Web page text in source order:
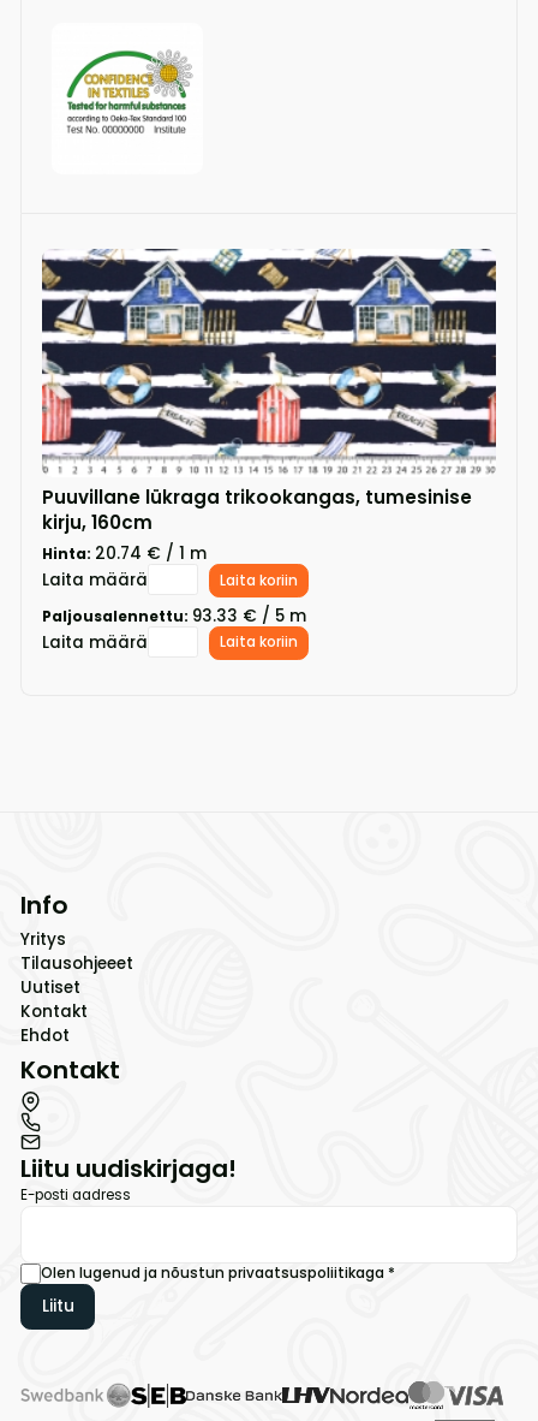
Puuvillane lükraga trikookangas, tumesinise
kirju, 160cm
Hinta: 20.74 € / 1 m
Laita määrä
Laita koriin
Paljousalennettu: 93.33 € / 5 m
Laita määrä
Laita koriin
Info
Yritys
Tilausohjeeet
Uutiset
Kontakt
Ehdot
Kontakt
Liitu uudiskirjaga!
E-posti aadress
Olen lugenud ja nõustun privaatsuspoliitikaga *